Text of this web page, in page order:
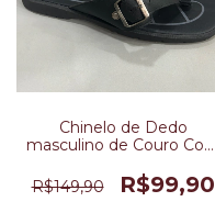
Chinelo de Dedo
masculino de Couro Com
R$149,90
R$99,90